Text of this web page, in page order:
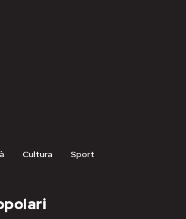
Cultura Sport